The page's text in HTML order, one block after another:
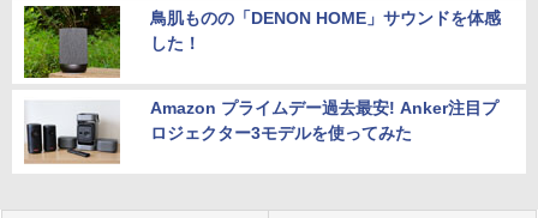
鳥肌ものの「DENON HOME」サウンドを体感
した！
Amazon プライムデー過去最安! Anker注目プ
ロジェクター3モデルを使ってみた